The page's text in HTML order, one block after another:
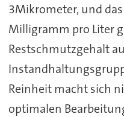
3Mikrometer, und
Milligramm pro Liter
Restschmutzgehalt
Reinheit macht sich
optimalen